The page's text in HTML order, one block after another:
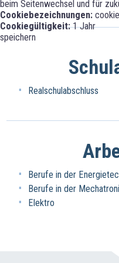
beim Seitenwechsel und für
Cookiebezeichnungen:
Cookiegültigkeit:1 Jahr
speichern
Realschulabschluss
Berufe in der
Berufe in der
Elektro